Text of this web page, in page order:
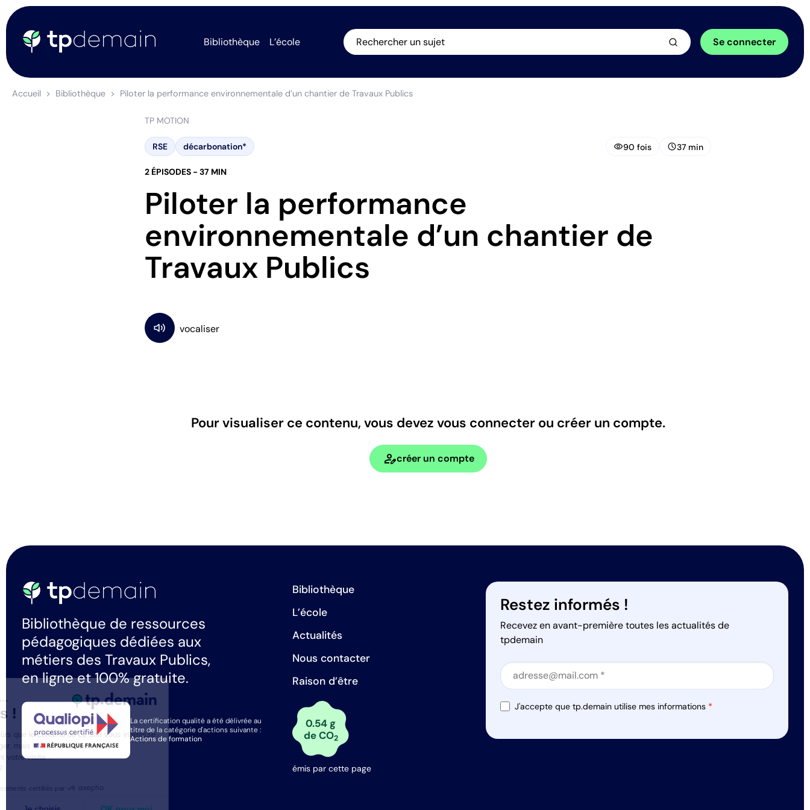
Bibliothèque L’école Rechercher un sujet Se connecter
Accueil Bibliothèque Piloter la performance environnementale d’un chantier de Travaux Publics
TP MOTION
RSE décarbonation* visibility90 fois schedule37 min
2 ÉPISODES - 37 MIN
Piloter la performance
environnementale d’un chantier de
Travaux Publics
Pour visualiser ce contenu, vous devez vous connecter ou créer un compte.
person_editcréer un compte
Bibliothèque de ressources
pédagogiques dédiées aux
métiers des Travaux Publics,
en ligne et 100% gratuite.
La certification qualité a été délivrée au
titre de la catégorie d'actions suivante :
Actions de formation
Bibliothèque
L’école
Actualités
Nous contacter
Raison d’être
0.54 g
de CO2
émis par cette page
Restez informés !
Recevez en avant-première toutes les actualités de
tpdemain
Section
arrow_forward
Section
J'accepte que tp.demain utilise mes informations *
Salut c'est nous...
les Cookies !
On a attendu d'être sûrs que le contenu de ce site vous intéresse
avant de vous déranger, mais on aimerait bien vous
accompagner pendant votre visite...
Consentements certifiés par